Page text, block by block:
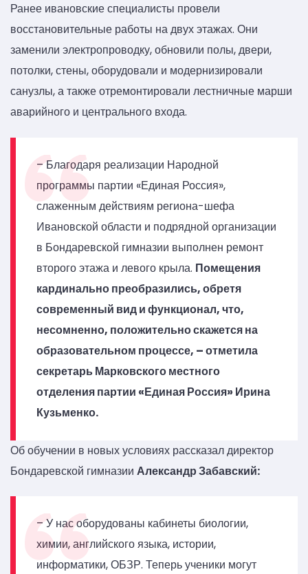
Ранее ивановские специалисты провели
восстановительные работы на двух этажах. Они
заменили электропроводку, обновили полы, двери,
потолки, стены, оборудовали и модернизировали
санузлы, а также отремонтировали лестничные марши
аварийного и центрального входа.
– Благодаря реализации Народной
программы партии «Единая Россия»,
слаженным действиям региона-шефа
Ивановской области и подрядной организации
в Бондаревской гимназии выполнен ремонт
второго этажа и левого крыла. Помещения
кардинально преобразились, обретя
современный вид и функционал, что,
несомненно, положительно скажется на
образовательном процессе, – отметила
секретарь Марковского местного
отделения партии «Единая Россия» Ирина
Кузьменко.
Об обучении в новых условиях рассказал директор
Бондаревской гимназии Александр Забавский:
– У нас оборудованы кабинеты биологии,
химии, английского языка, истории,
информатики, ОБЗР. Теперь ученики могут